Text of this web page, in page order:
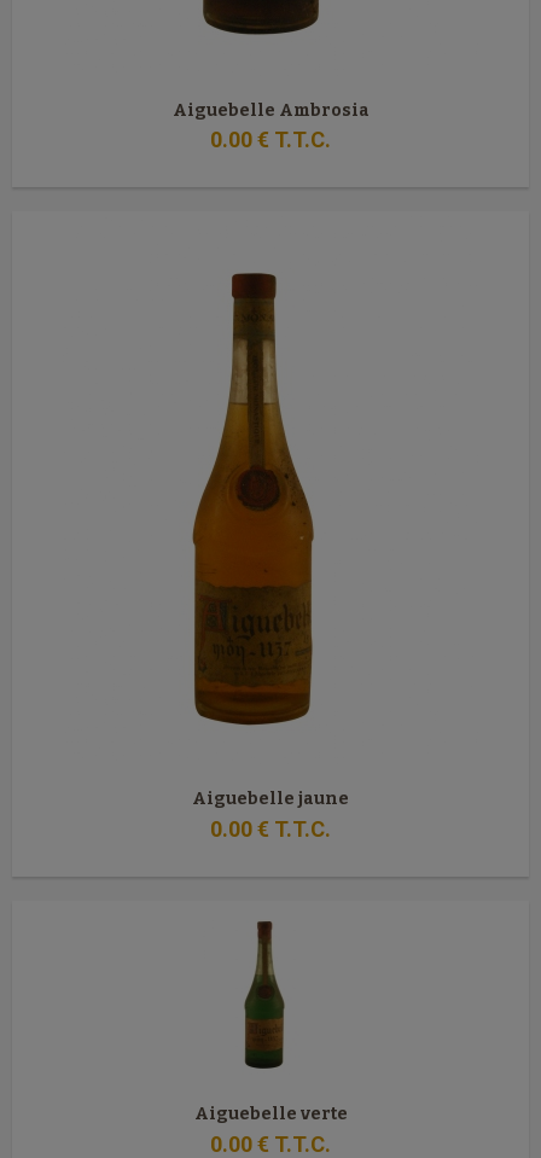
Aiguebelle Ambrosia
0.00€ T.T.C.
Aiguebelle jaune
0.00€ T.T.C.
Aiguebelle verte
0.00€ T.T.C.